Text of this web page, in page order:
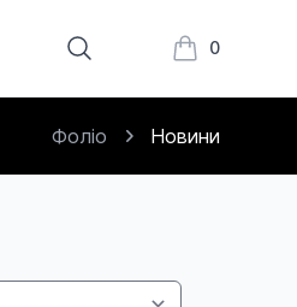
0
Книжки в
Фоліо Новини